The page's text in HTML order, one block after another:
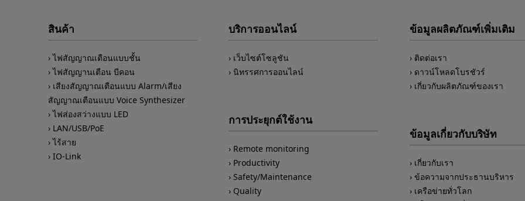
สินค้า
ไฟสัญญาณเตือนแบบชั้น
ไฟสัญญานเตือน บีคอน
เสียงสัญญาณเตือนแบบ Alarm/เสียง
สัญญาณเตือนแบบ Voice Synthesizer
ไฟส่องสว่างแบบ LED
LAN/USB/PoE
ไร้สาย
IO-Link
บริการออนไลน์
เว็บไซต์โซลูชัน
นิทรรศการออนไลน์
การประยุกต์ใช้งาน
Remote monitoring
Productivity
Safety/Maintenance
Quality
ข้อมูลผลิตภัณฑ์เพิ่มเติม
ติดต่อเรา
ดาวน์โหลดโบรชัวร์
เกี่ยวกับผลิตภัณฑ์ของเรา
ข้อมูลเกี่ยวกับบริษัท
เกี่ยวกับเรา
ข้อความจากประธานบริหาร
เครือข่ายทั่วโลก